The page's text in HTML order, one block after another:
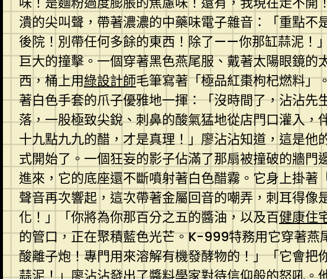
潰的尖叫聲，帶著濃濃的中藥味電子雜音：「重點
後院！別帶任何多餘的東西！除了——你那缸蒜泥！
巨大的撞擊。一個穿著黑色燕尾服、戴著太陽眼鏡
西，桶上用綠設計師毛筆寫著「極品紅棗枸杞燃料
著白色手套的爪子優雅地一揮：「沒時間了，沾沾
落，一股極致尖銳、刺鼻的酸氣猛地從店門口灌入
十九點九九的醋，才是真理！」廖沾沾知道，這是
式開始了。一個狂妄的影子佔滿了那扇被撞破的牆
進來，它的底座還不斷噴射著白色醋霧。它身上掛
聲音再次響起，這次帶著金屬回音的嘲弄，刺耳得
化！」「你將為你那百分之五的醬油，以及百健康住
的管口，正在聚積藍色光芒。K-999特務用它穿著燕
酸離子炮！專門用來溶解有機發酵物的！」「它會